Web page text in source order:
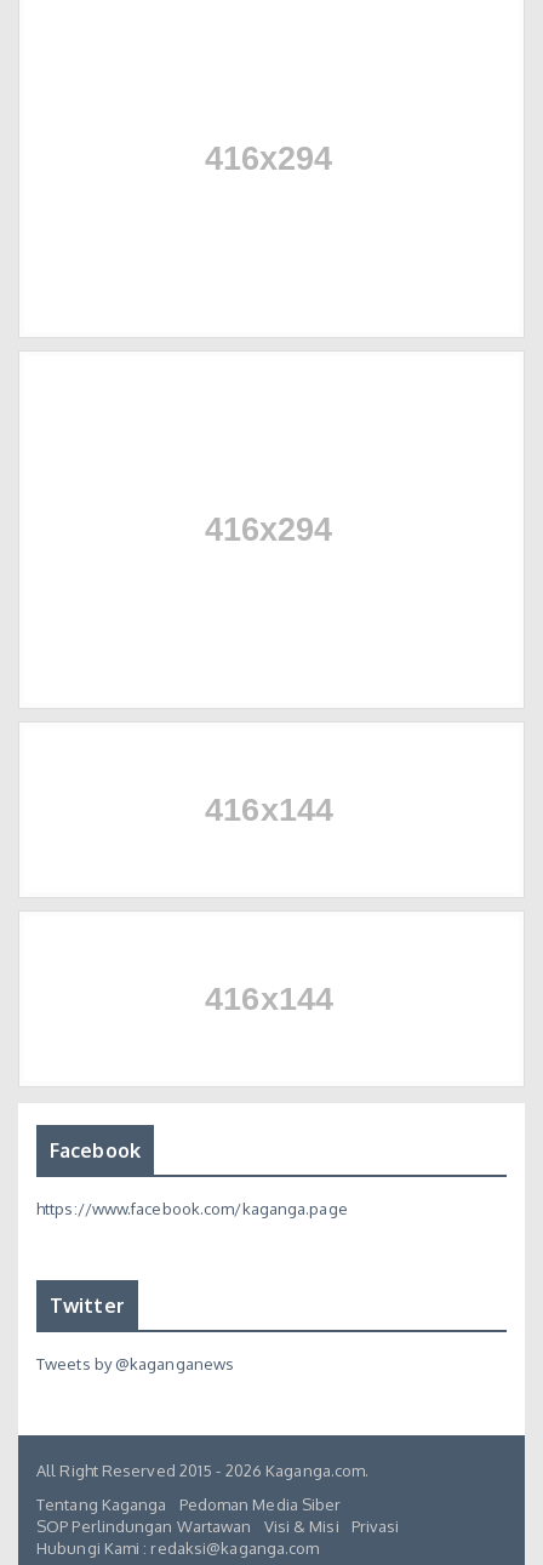
Facebook
https://www.facebook.com/kaganga.page
Twitter
Tweets by @kaganganews
All Right Reserved 2015 - 2026 Kaganga.com.
Tentang Kaganga
Pedoman Media Siber
SOP Perlindungan Wartawan
Visi & Misi
Privasi
Hubungi Kami : redaksi@kaganga.com